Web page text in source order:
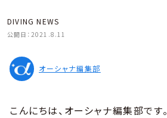
DIVING NEWS
公開日： 2021.8.11
オーシャナ編集部
こんにちは、オーシャナ編集部です。